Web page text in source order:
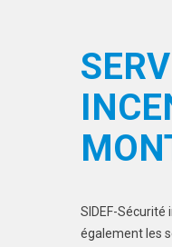
SIDEF-Sécurité
également les